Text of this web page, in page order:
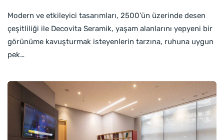
Modern ve etkileyici tasarımları, 2500’ün üzerinde desen
çeşitliliği ile Decovita Seramik, yaşam alanlarını yepyeni bir
görünüme kavuşturmak isteyenlerin tarzına, ruhuna uygun
pek…